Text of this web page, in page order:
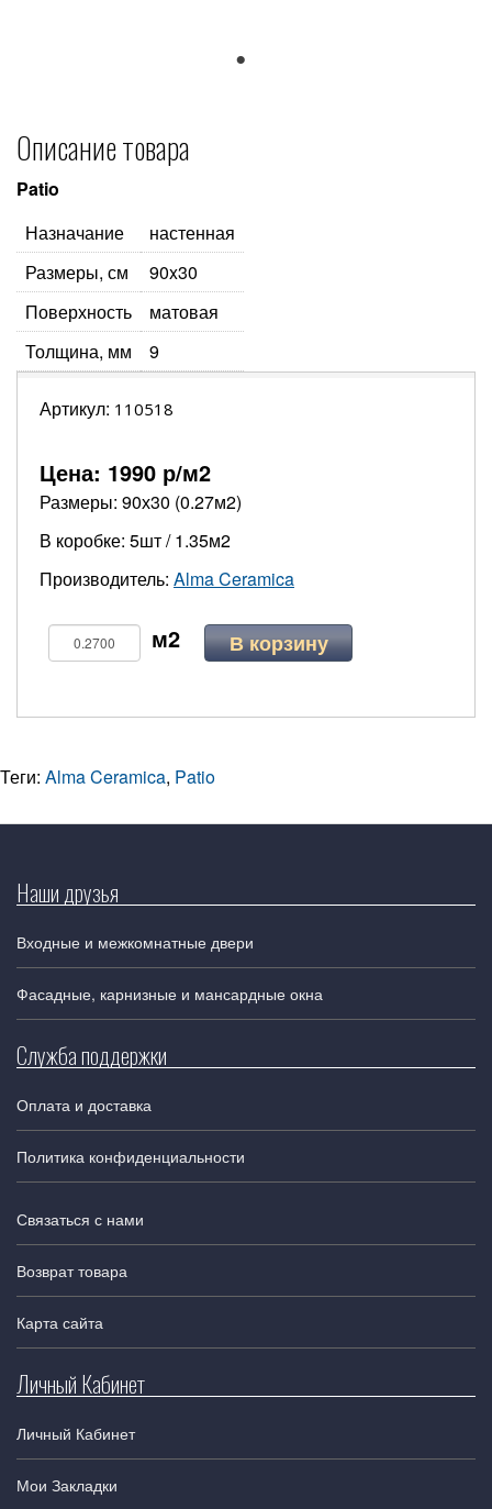
Описание товара
Patio
Назначание
настенная
Размеры, см
90x30
Поверхность
матовая
Толщина, мм
9
Артикул: 110518
Цена: 1990 р/м2
Размеры: 90х30 (0.27м2)
В коробке: 5шт / 1.35м2
Производитель: Alma Ceramica
В корзину
Теги: Alma Ceramica, Patio
Наши друзья
Входные и межкомнатные двери
Фасадные, карнизные и мансардные окна
Служба поддержки
Оплата и доставка
Политика конфиденциальности
Связаться с нами
Возврат товара
Карта сайта
Личный Кабинет
Личный Кабинет
Мои Закладки